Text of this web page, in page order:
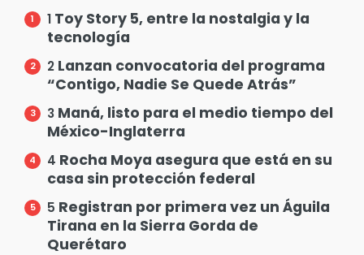
1 Toy Story 5, entre la nostalgia y la
tecnología
2 Lanzan convocatoria del programa
“Contigo, Nadie Se Quede Atrás”
3 Maná, listo para el medio tiempo del
México-Inglaterra
4 Rocha Moya asegura que está en su
casa sin protección federal
5 Registran por primera vez un Águila
Tirana en la Sierra Gorda de
Querétaro